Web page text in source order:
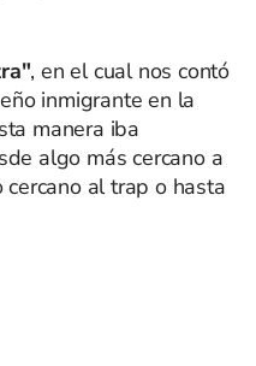
, en el cual nos contó
inmigrante en la
manera iba
algo más cercano a
al trap o hasta